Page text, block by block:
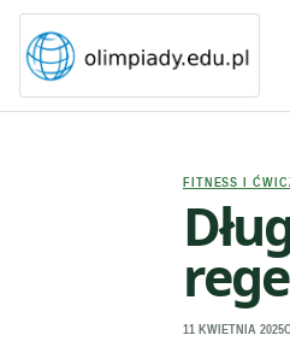
FITNESS I
11 KWIETNIA 2025